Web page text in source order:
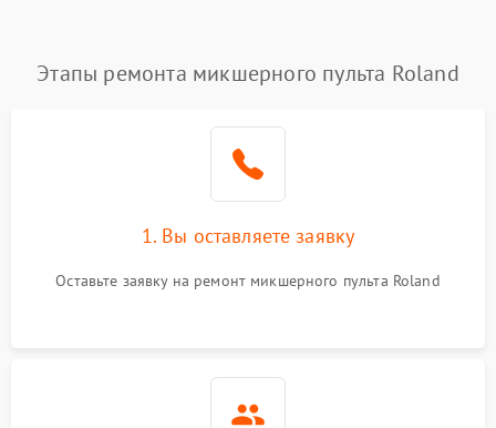
Этапы ремонта микшерного пульта Roland
1. Вы оставляете заявку
Оставьте заявку на ремонт микшерного пульта Roland